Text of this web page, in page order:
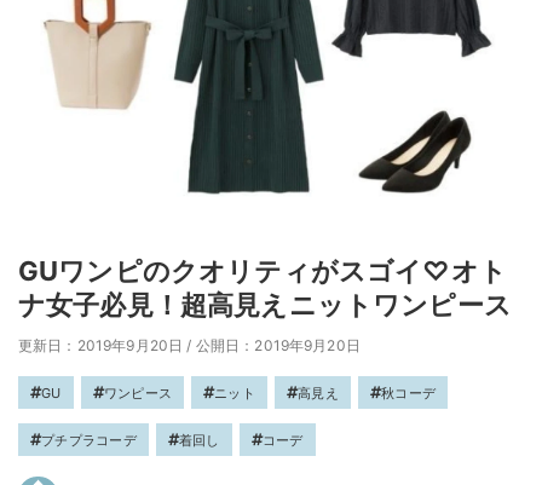
GUワンピのクオリティがスゴイ♡オト
ナ女子必見！超高見えニットワンピース
更新日：2019年9月20日 / 公開日：2019年9月20日
GU ワンピース ニット 高見え 秋コーデ
プチプラコーデ 着回し コーデ